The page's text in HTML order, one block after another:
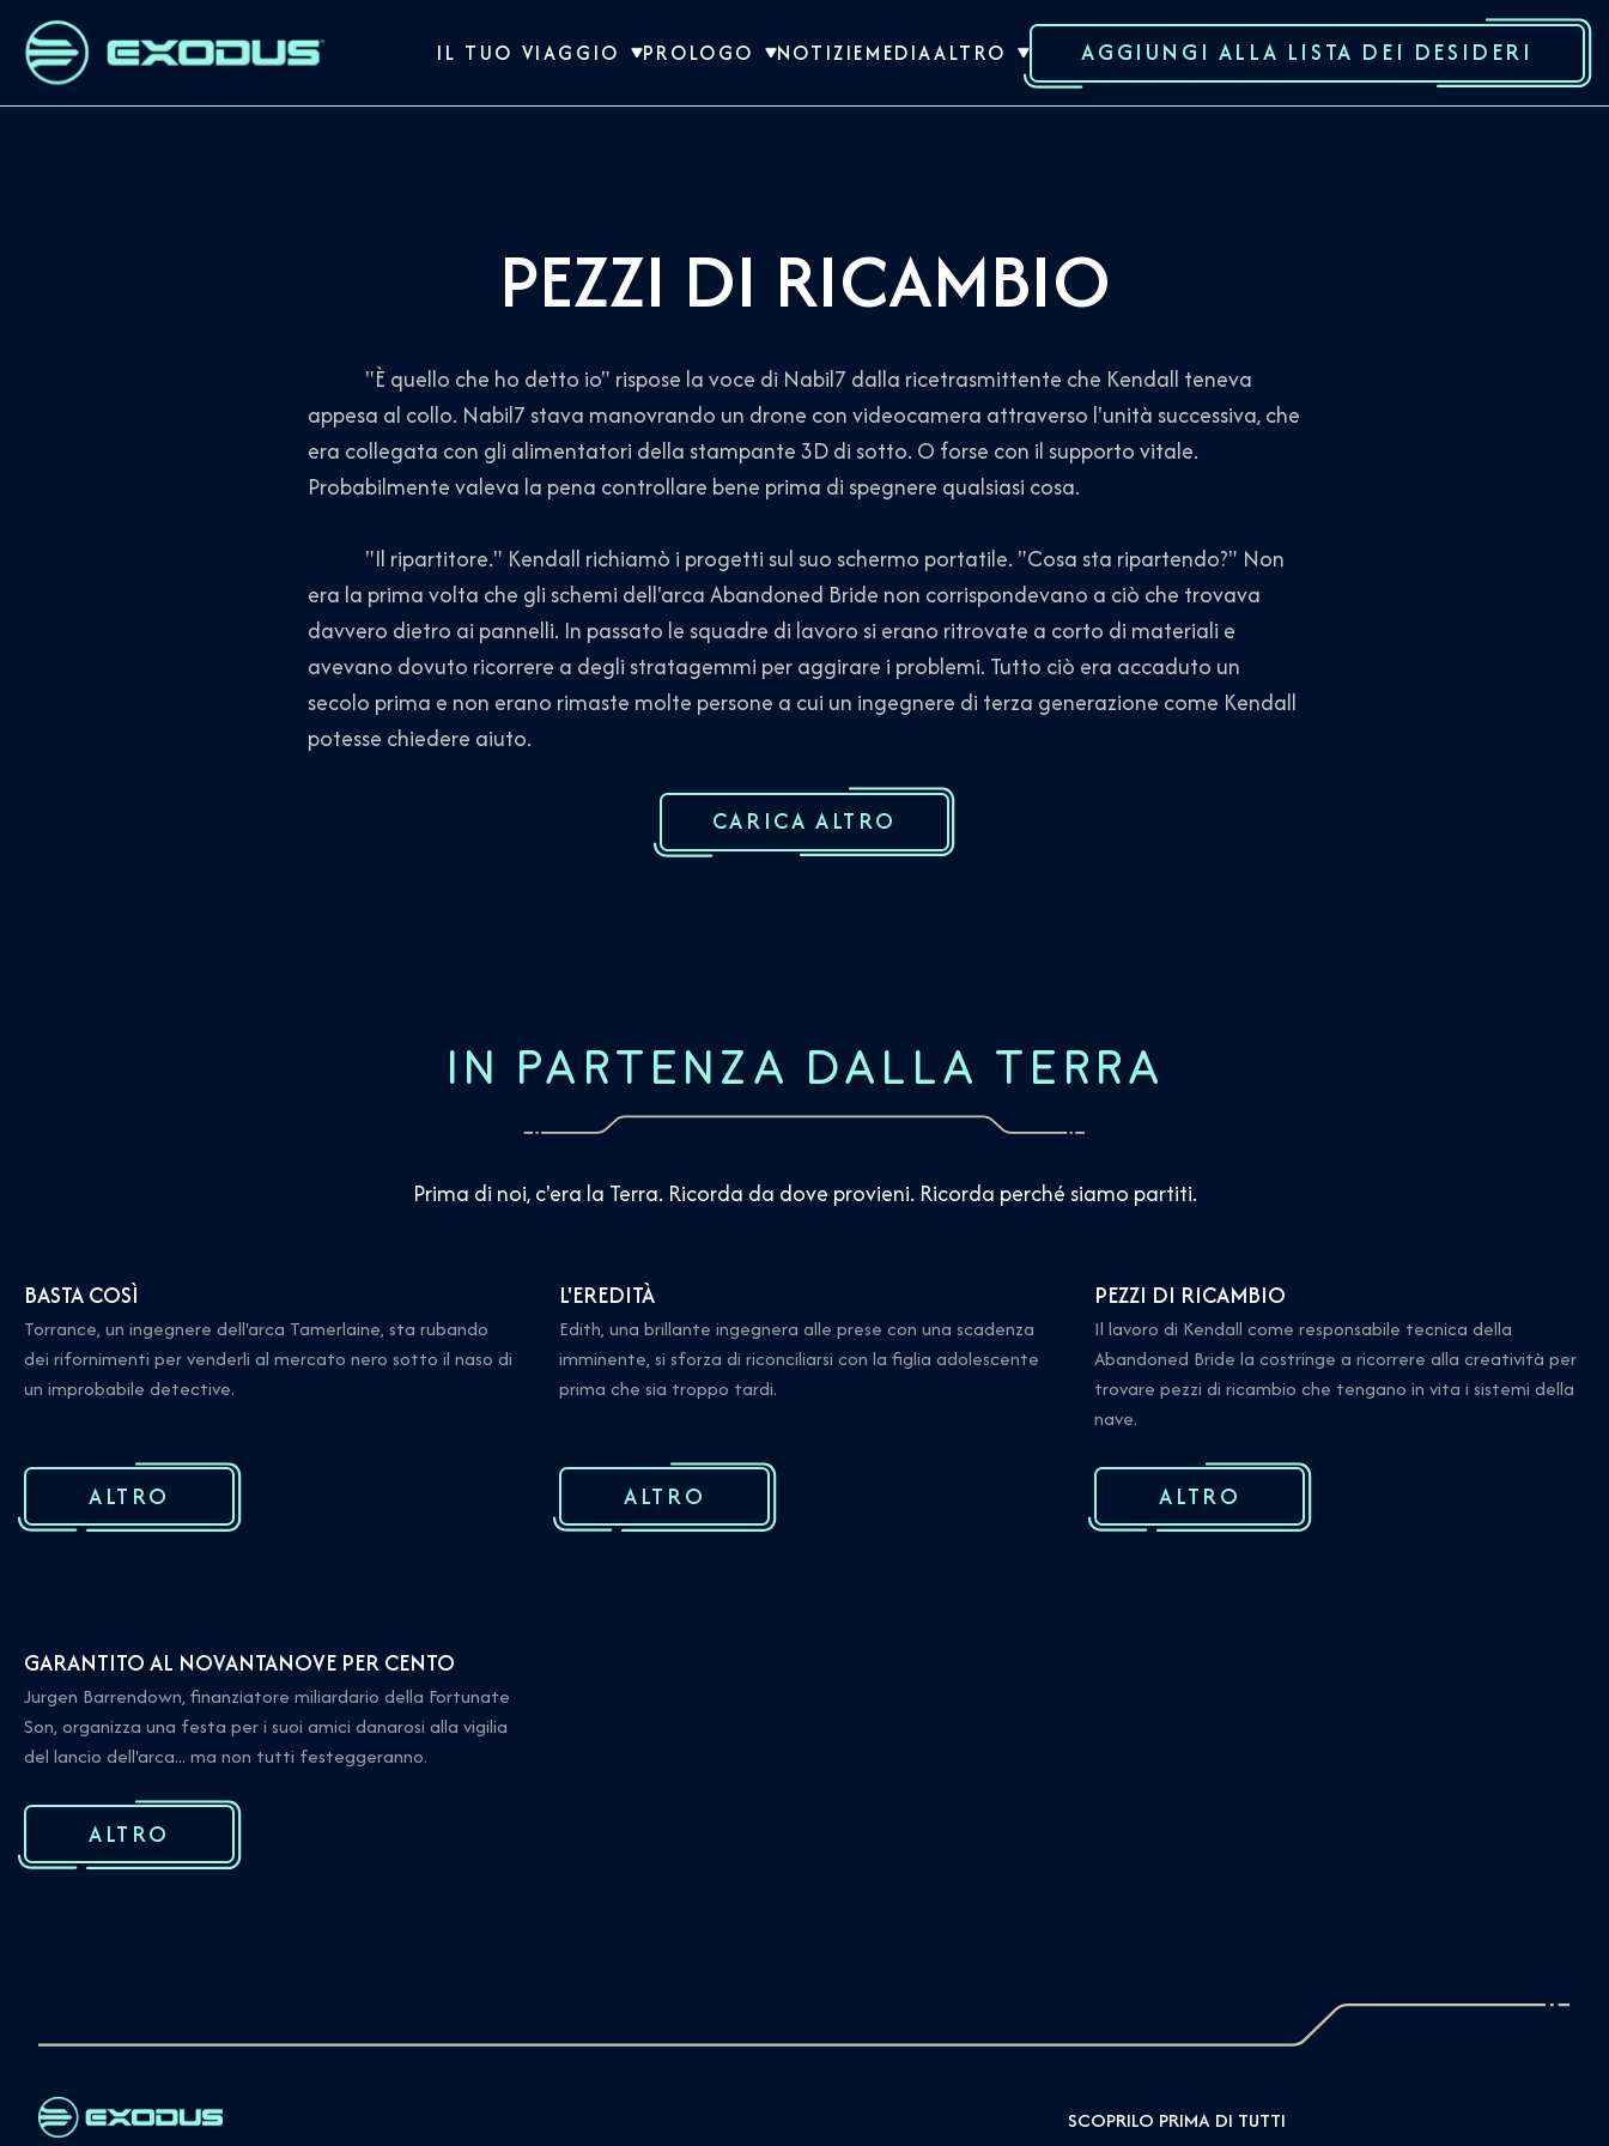
IL TUO VIAGGIO PROLOGO NOTIZIEMEDIAALTRO AGGIUNGI ALLA LISTA DEI DESIDERI
PEZZI DI RICAMBIO
"È quello che ho detto io" rispose la voce di Nabil7 dalla ricetrasmittente che Kendall teneva
appesa al collo. Nabil7 stava manovrando un drone con videocamera attraverso l'unità successiva, che
era collegata con gli alimentatori della stampante 3D di sotto. O forse con il supporto vitale.
Probabilmente valeva la pena controllare bene prima di spegnere qualsiasi cosa.
"Il ripartitore." Kendall richiamò i progetti sul suo schermo portatile. "Cosa sta ripartendo?" Non
era la prima volta che gli schemi dell'arca Abandoned Bride non corrispondevano a ciò che trovava
davvero dietro ai pannelli. In passato le squadre di lavoro si erano ritrovate a corto di materiali e
avevano dovuto ricorrere a degli stratagemmi per aggirare i problemi. Tutto ciò era accaduto un
secolo prima e non erano rimaste molte persone a cui un ingegnere di terza generazione come Kendall
potesse chiedere aiuto.
CARICA ALTRO
IN PARTENZA DALLA TERRA
Prima di noi, c'era la Terra. Ricorda da dove provieni. Ricorda perché siamo partiti.
BASTA COSÌ
Torrance, un ingegnere dell'arca Tamerlaine, sta rubando
dei rifornimenti per venderli al mercato nero sotto il naso di
un improbabile detective.
ALTRO
L'EREDITÀ
Edith, una brillante ingegnera alle prese con una scadenza
imminente, si sforza di riconciliarsi con la figlia adolescente
prima che sia troppo tardi.
ALTRO
PEZZI DI RICAMBIO
Il lavoro di Kendall come responsabile tecnica della
Abandoned Bride la costringe a ricorrere alla creatività per
trovare pezzi di ricambio che tengano in vita i sistemi della
nave.
ALTRO
GARANTITO AL NOVANTANOVE PER CENTO
Jurgen Barrendown, finanziatore miliardario della Fortunate
Son, organizza una festa per i suoi amici danarosi alla vigilia
del lancio dell'arca... ma non tutti festeggeranno.
ALTRO
SCOPRILO PRIMA DI TUTTI